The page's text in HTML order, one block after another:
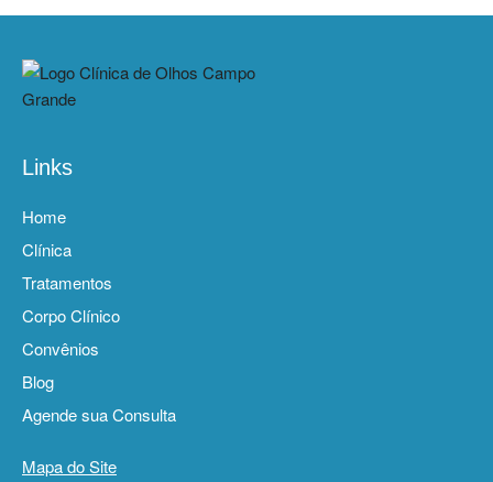
Links
Home
Clínica
Tratamentos
Corpo Clínico
Convênios
Blog
Agende sua Consulta
Mapa do Site